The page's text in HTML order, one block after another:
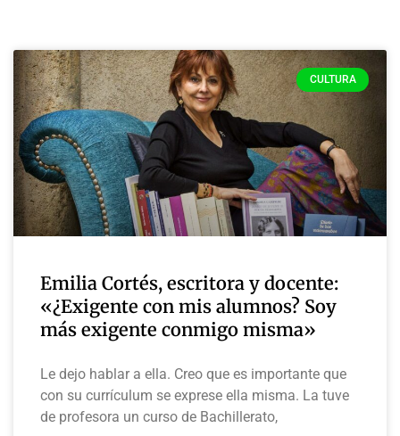
CULTURA
Emilia Cortés, escritora y docente:
«¿Exigente con mis alumnos? Soy
más exigente conmigo misma»
Le dejo hablar a ella. Creo que es importante que
con su currículum se exprese ella misma. La tuve
de profesora un curso de Bachillerato,